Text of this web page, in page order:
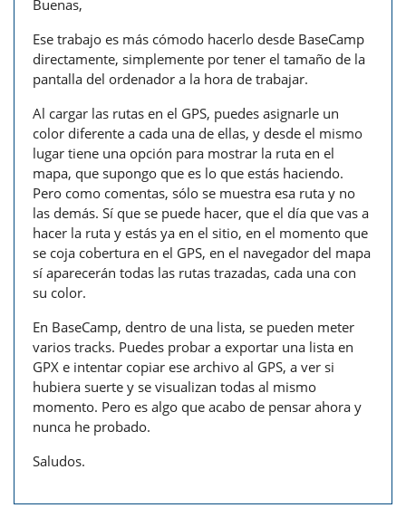
Buenas,
Ese trabajo es más cómodo hacerlo desde BaseCamp
directamente, simplemente por tener el tamaño de la
pantalla del ordenador a la hora de trabajar.
Al cargar las rutas en el GPS, puedes asignarle un
color diferente a cada una de ellas, y desde el mismo
lugar tiene una opción para mostrar la ruta en el
mapa, que supongo que es lo que estás haciendo.
Pero como comentas, sólo se muestra esa ruta y no
las demás. Sí que se puede hacer, que el día que vas a
hacer la ruta y estás ya en el sitio, en el momento que
se coja cobertura en el GPS, en el navegador del mapa
sí aparecerán todas las rutas trazadas, cada una con
su color.
En BaseCamp, dentro de una lista, se pueden meter
varios tracks. Puedes probar a exportar una lista en
GPX e intentar copiar ese archivo al GPS, a ver si
hubiera suerte y se visualizan todas al mismo
momento. Pero es algo que acabo de pensar ahora y
nunca he probado.
Saludos.